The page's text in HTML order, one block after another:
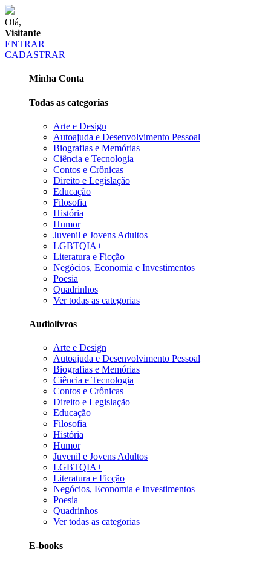
Olá,
Visitante
ENTRAR
CADASTRAR
Minha Conta
Todas as categorias
Arte e Design
Autoajuda e Desenvolvimento Pessoal
Biografias e Memórias
Ciência e Tecnologia
Contos e Crônicas
Direito e Legislação
Educação
Filosofia
História
Humor
Juvenil e Jovens Adultos
LGBTQIA+
Literatura e Ficção
Negócios, Economia e Investimentos
Poesia
Quadrinhos
Ver todas as categorias
Audiolivros
Arte e Design
Autoajuda e Desenvolvimento Pessoal
Biografias e Memórias
Ciência e Tecnologia
Contos e Crônicas
Direito e Legislação
Educação
Filosofia
História
Humor
Juvenil e Jovens Adultos
LGBTQIA+
Literatura e Ficção
Negócios, Economia e Investimentos
Poesia
Quadrinhos
Ver todas as categorias
E-books